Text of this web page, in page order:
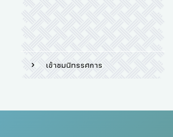
เข้าชมนิทรรศการ